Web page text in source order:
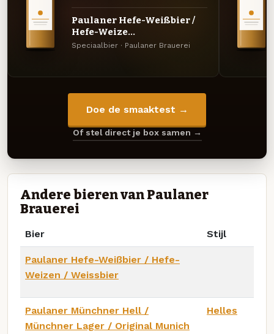
Paulaner Hefe-Weißbier /
Hefe-Weize...
Speciaalbier · Paulaner Brauerei
Doe de smaaktest →
Of stel direct je box samen →
Andere bieren van Paulaner
Brauerei
Bier Stijl
Paulaner Hefe-Weißbier / Hefe-
Weizen / Weissbier
Paulaner Münchner Hell /
Münchner Lager / Original Munich
Helles